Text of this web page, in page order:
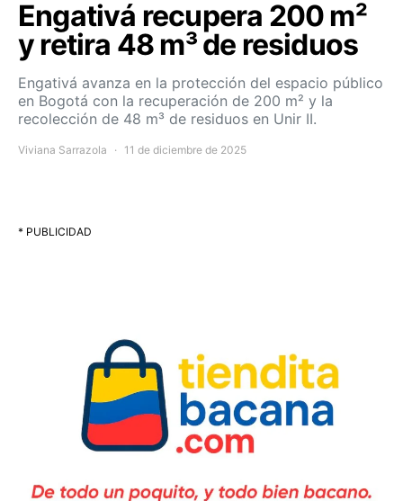
Engativá recupera 200 m²
y retira 48 m³ de residuos
Engativá avanza en la protección del espacio público
en Bogotá con la recuperación de 200 m² y la
recolección de 48 m³ de residuos en Unir II.
Viviana Sarrazola 11 de diciembre de 2025
* PUBLICIDAD